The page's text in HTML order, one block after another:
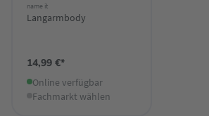
name it
Langarmbody
14,99 €*
Online verfügbar
Fachmarkt wählen